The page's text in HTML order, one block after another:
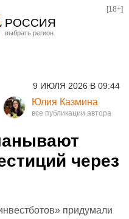
РОССИЯ
Курган
Оренбург
[18+]
9 ИЮЛЯ 2026 В 09:44
Юлия Казмина
через
придумали